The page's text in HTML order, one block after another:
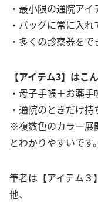
・最小限の通院ア
・バッグに常に入
・多くの診察券を
【アイテム3】はこ
・母子手帳＋お薬
・通院のときだけ
※複数色のカラー展
とわかりやすいです。
筆者は【アイテム３
他、